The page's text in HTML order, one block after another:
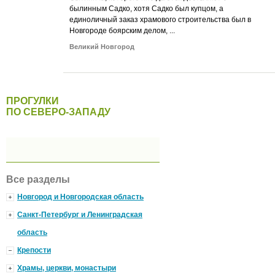
былинным Садко, хотя Садко был купцом, а
единоличный заказ храмового строительства был в
Новгороде боярским делом, ...
Великий Новгород
ПРОГУЛКИ
ПО СЕВЕРО-ЗАПАДУ
Все разделы
Новгород и Новгородская область
Санкт-Петербург и Ленинградская
область
Крепости
Храмы, церкви, монастыри